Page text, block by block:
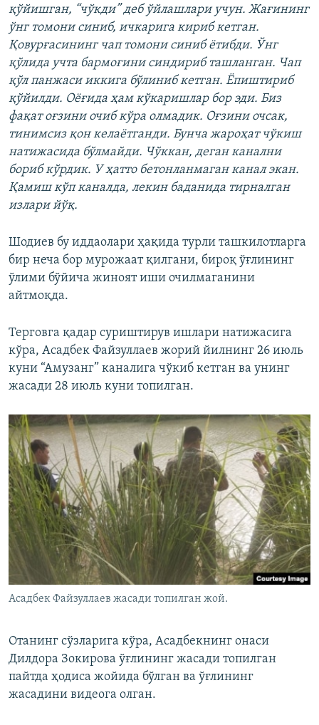
қўйишган, “чўкди” деб ўйлашлари учун. Жағининг
ўнг томони синиб, ичкарига кириб кетган.
Қовурғасининг чап томони синиб ётибди. Ўнг
қўлида учта бармоғини синдириб ташланган. Чап
қўл панжаси иккига бўлиниб кетган. Ёпиштириб
қўйилди. Оёғида ҳам кўкаришлар бор эди. Биз
фақат оғзини очиб кўра олмадик. Оғзини очсак,
тинимсиз қон келаётганди. Бунча жароҳат чўкиш
натижасида бўлмайди. Чўккан, деган канални
бориб кўрдик. У ҳатто бетонланмаган канал экан.
Қамиш кўп каналда, лекин баданида тирналган
излари йўқ.
Шодиев бу иддаолари ҳақида турли ташкилотларга
бир неча бор мурожаат қилгани, бироқ ўғлининг
ўлими бўйича жиноят иши очилмаганини
айтмоқда.
Терговга қадар суриштирув ишлари натижасига
кўра, Асадбек Файзуллаев жорий йилнинг 26 июль
куни “Амузанг” каналига чўкиб кетган ва унинг
жасади 28 июль куни топилган.
Асадбек Файзуллаев жасади топилган жой.
Отанинг сўзларига кўра, Асадбекнинг онаси
Дилдора Зокирова ўғлининг жасади топилган
пайтда ҳодиса жойида бўлган ва ўғлининг
жасадини видеога олган.